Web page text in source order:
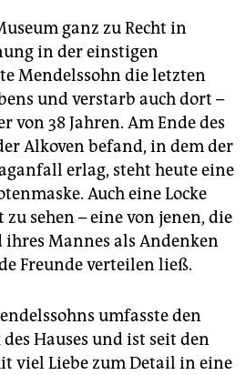
ganz zu Recht in
in der einstigen
Mendelssohn die letzten
und verstarb auch dort –
von 38 Jahren. Am Ende des
Alkoven befand, in dem der
erlag, steht heute eine
Auch eine Locke
sehen – eine von jenen, die
ihres Mannes als Andenken
Freunde verteilen ließ.
umfasste den
Hauses und ist seit den
viel Liebe zum Detail in eine